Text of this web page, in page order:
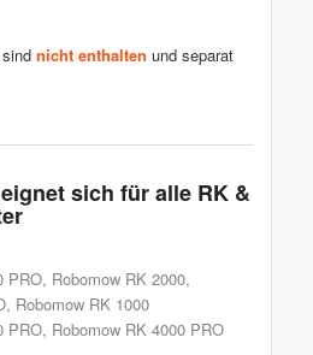
nicht enthalten und separat
sich für alle RK &
PRO, Robomow RK 2000,
, Robomow RK 1000
PRO, Robomow RK 4000 PRO